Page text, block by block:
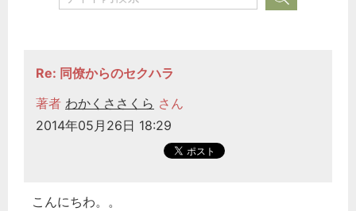
Re: 同僚からのセクハラ
著者 わかくささくら さん
2014年05月26日 18:29
こんにちわ。。